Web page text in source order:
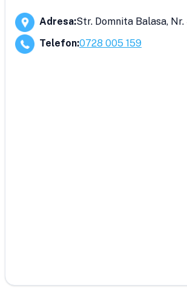
Adresa:Str. Domnita Balasa,
Telefon:0728 005 159